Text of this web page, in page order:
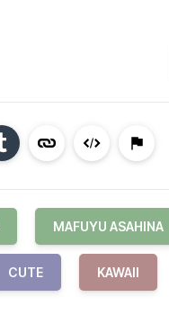
MAFUYU ASAHINA
CUTE KAWAII